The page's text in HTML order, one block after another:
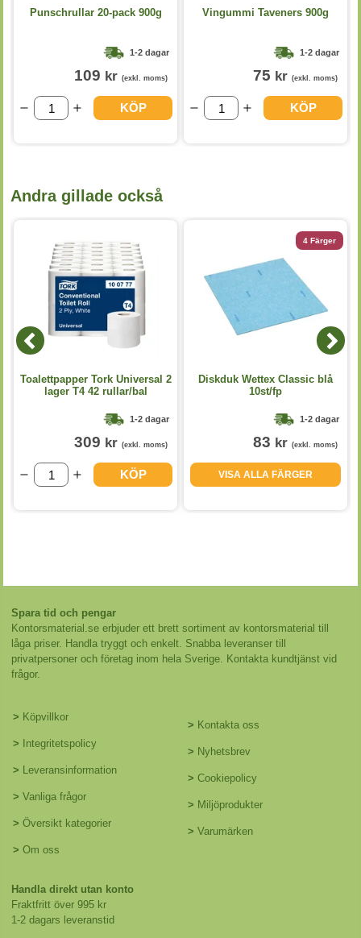
Punschrullar 20-pack 900g
1-2 dagar
109 kr (exkl. moms)
KÖP
Vingummi Taveners 900g
1-2 dagar
75 kr (exkl. moms)
KÖP
Andra gillade också
Toalettpapper Tork Universal 2
lager T4 42 rullar/bal
1-2 dagar
309 kr (exkl. moms)
KÖP
4 Färger
Diskduk Wettex Classic blå
10st/fp
1-2 dagar
83 kr (exkl. moms)
VISA ALLA FÄRGER
Spara tid och pengar
Kontorsmaterial.se erbjuder ett brett sortiment av kontorsmaterial till
låga priser. Handla tryggt och enkelt. Snabba leveranser till
privatpersoner och företag inom hela Sverige. Kontakta kundtjänst vid
frågor.
> Köpvillkor
> Integritetspolicy
> Leveransinformation
> Vanliga frågor
> Översikt kategorier
> Om oss
> Kontakta oss
> Nyhetsbrev
> Cookiepolicy
> Miljöprodukter
> Varumärken
Handla direkt utan konto
Fraktfritt över 995 kr
1-2 dagars leveranstid